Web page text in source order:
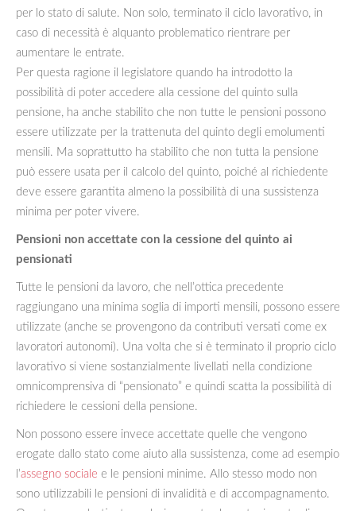
per lo stato di salute. Non solo, terminato il ciclo lavorativo, in
caso di necessità è alquanto problematico rientrare per
aumentare le entrate.
Per questa ragione il legislatore quando ha introdotto la
possibilità di poter accedere alla cessione del quinto sulla
pensione, ha anche stabilito che non tutte le pensioni possono
essere utilizzate per la trattenuta del quinto degli emolumenti
mensili. Ma soprattutto ha stabilito che non tutta la pensione
può essere usata per il calcolo del quinto, poiché al richiedente
deve essere garantita almeno la possibilità di una sussistenza
minima per poter vivere.
Pensioni non accettate con la cessione del quinto ai
pensionati
Tutte le pensioni da lavoro, che nell’ottica precedente
raggiungano una minima soglia di importi mensili, possono essere
utilizzate (anche se provengono da contributi versati come ex
lavoratori autonomi). Una volta che si è terminato il proprio ciclo
lavorativo si viene sostanzialmente livellati nella condizione
omnicomprensiva di “pensionato” e quindi scatta la possibilità di
richiedere le cessioni della pensione.
Non possono essere invece accettate quelle che vengono
erogate dallo stato come aiuto alla sussistenza, come ad esempio
l’assegno sociale e le pensioni minime. Allo stesso modo non
sono utilizzabili le pensioni di invalidità e di accompagnamento.